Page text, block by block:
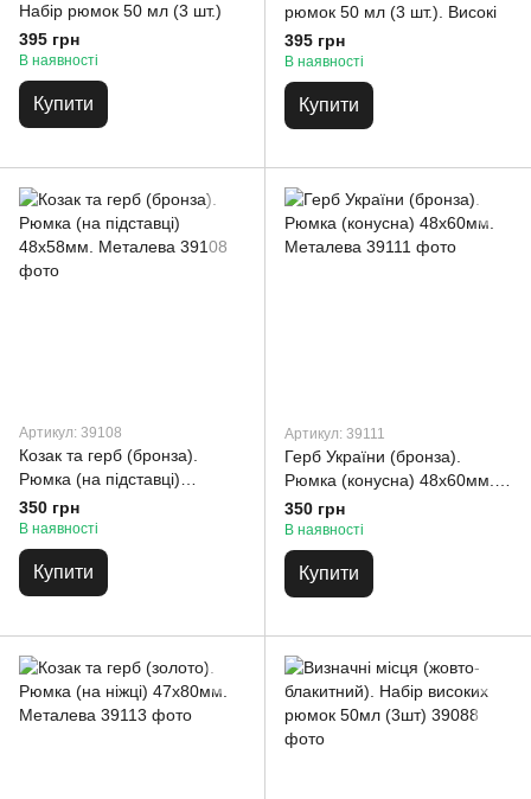
Набір рюмок 50 мл (3 шт.)
395 грн
В наявності
Купити
рюмок 50 мл (3 шт.). Високі
395 грн
В наявності
Купити
Артикул: 39108
Козак та герб (бронза).
Рюмка (на підставці)
48х58мм. Металева
350 грн
В наявності
Купити
Артикул: 39111
Герб України (бронза).
Рюмка (конусна) 48х60мм.
Металева
350 грн
В наявності
Купити